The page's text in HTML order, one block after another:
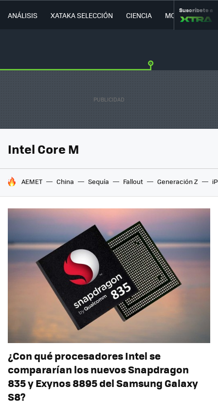
ANÁLISIS XATAKA SELECCIÓN CIENCIA MOVILIDAD
Suscríbete a
Intel Core M
HOY SE HABLA DE
AEMET China Sequía Fallout Generación Z
¿Con qué procesadores Intel se
compararían los nuevos Snapdragon
835 y Exynos 8895 del Samsung Galaxy
S8?